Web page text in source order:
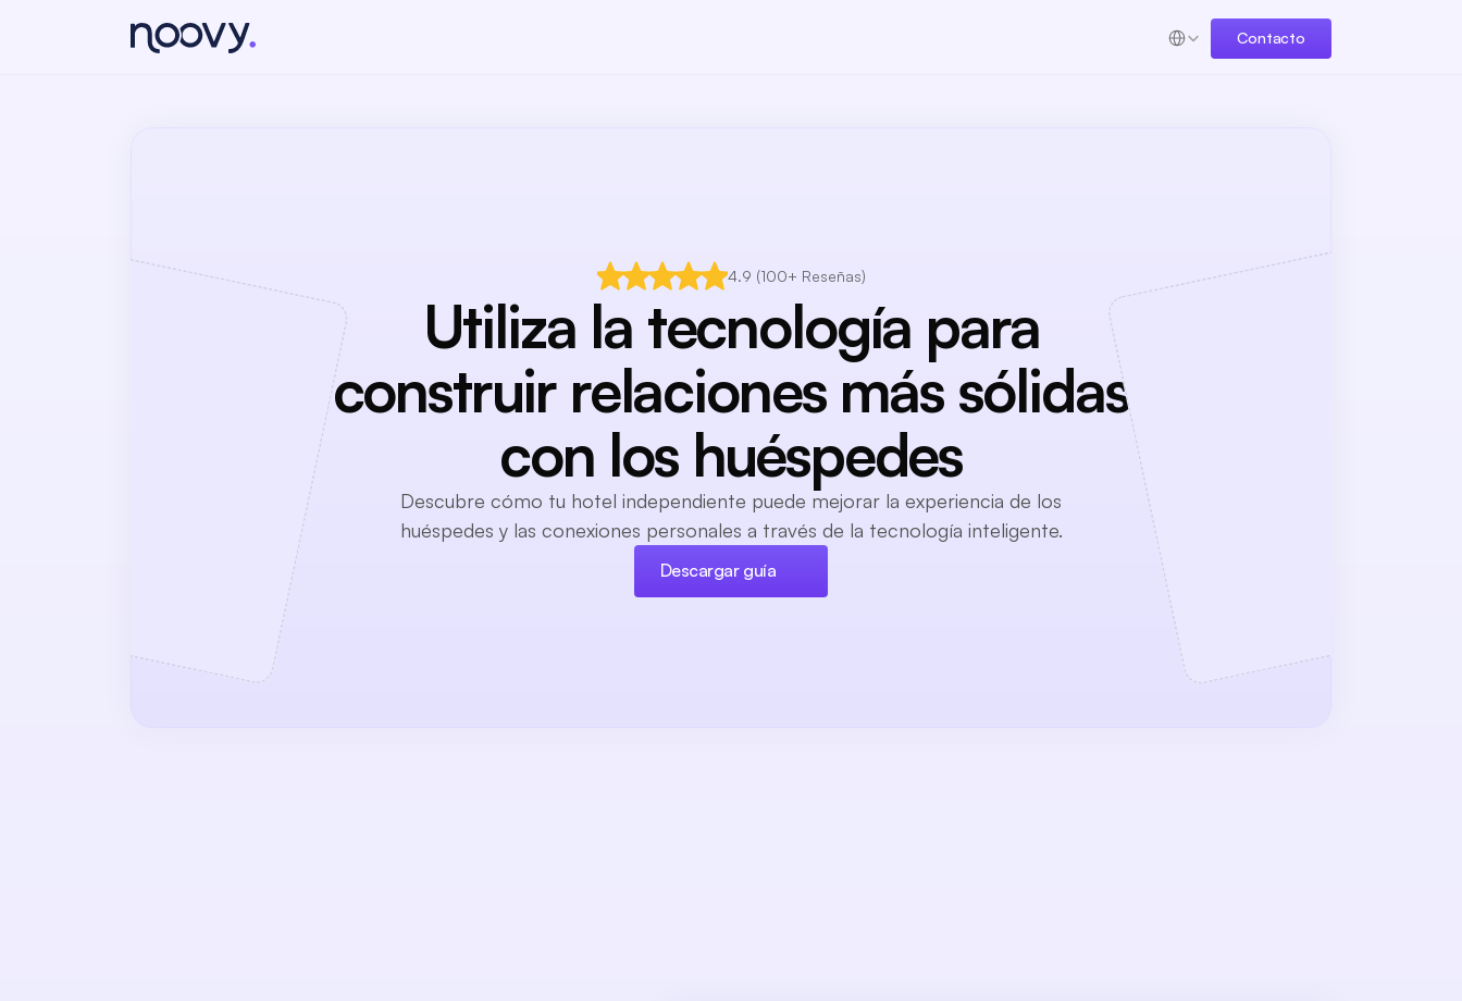
Select Language
Contacto
4.9 (100+ Reseñas)
Utiliza la tecnología para
construir relaciones más sólidas
con los huéspedes
Descubre cómo tu hotel independiente puede mejorar la experiencia de los
huéspedes y las conexiones personales a través de la tecnología inteligente.
Descargar guía